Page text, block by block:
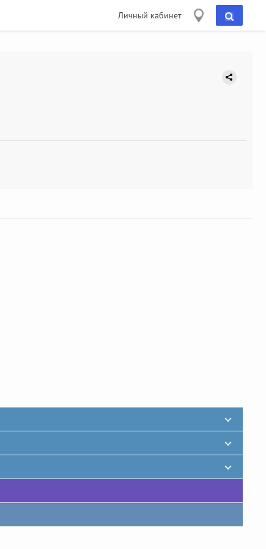
Личный кабинет